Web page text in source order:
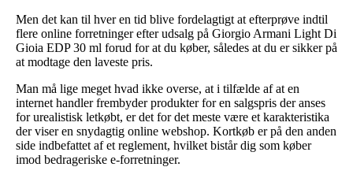
Men det kan til hver en tid blive fordelagtigt at efterprøve indtil
flere online forretninger efter udsalg på Giorgio Armani Light Di
Gioia EDP 30 ml forud for at du køber, således at du er sikker på
at modtage den laveste pris.
Man må lige meget hvad ikke overse, at i tilfælde af at en
internet handler frembyder produkter for en salgspris der anses
for urealistisk letkøbt, er det for det meste være et karakteristika
der viser en snydagtig online webshop. Kortkøb er på den anden
side indbefattet af et reglement, hvilket bistår dig som køber
imod bedrageriske e-forretninger.